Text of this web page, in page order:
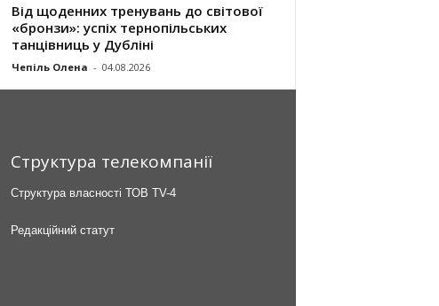
Від щоденних тренувань до світової
«бронзи»: успіх тернопільських
танцівниць у Дубліні
Чепіль Олена - 04.08.2026
Структура телекомпанії
Структура власності ТОВ TV-4
Редакційний статут